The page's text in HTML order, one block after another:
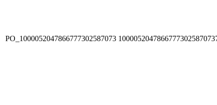
PO_1000052047866777302587073